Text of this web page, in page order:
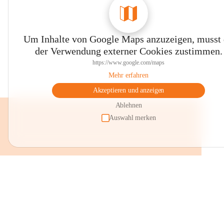
Um Inhalte von Google Maps anzuzeigen, musst
der Verwendung externer Cookies zustimmen.
https://www.google.com/maps
Mehr erfahren
Akzeptieren und anzeigen
Ablehnen
Auswahl merken